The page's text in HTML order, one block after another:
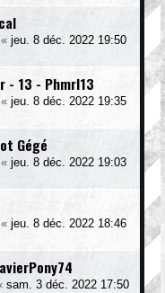
« jeu. 8 déc. 2022 19:50
- 13 - Phmrl13
« jeu. 8 déc. 2022 19:35
Gégé
« jeu. 8 déc. 2022 19:03
« jeu. 8 déc. 2022 18:46
sam. 3 déc. 2022 17:50